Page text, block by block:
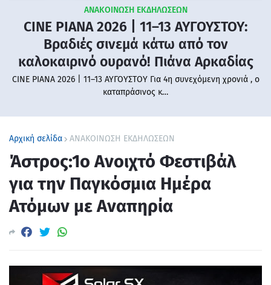
ΑΝΑΚΟΙΝΩΣΗ ΕΚΔΗΛΩΣΕΩΝ
CINE PIANA 2026 | 11–13 ΑΥΓΟΥΣΤΟΥ:
Βραδιές σινεμά κάτω από τον
καλοκαιρινό ουρανό! Πιάνα Αρκαδίας
CINE PIANA 2026 | 11–13 ΑΥΓΟΥΣΤΟΥ Για 4η συνεχόμενη χρονιά , ο
καταπράσινος κ…
Αρχική σελίδα ΑΝΑΚΟΙΝΩΣΗ ΕΚΔΗΛΩΣΕΩΝ
Άστρος:1ο Ανοιχτό Φεστιβάλ
για την Παγκόσμια Ημέρα
Ατόμων με Αναπηρία